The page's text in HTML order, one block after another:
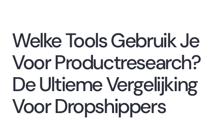
Welke Tools Gebruik Je
Voor Productresearch?
De Ultieme Vergelijking
Voor Dropshippers